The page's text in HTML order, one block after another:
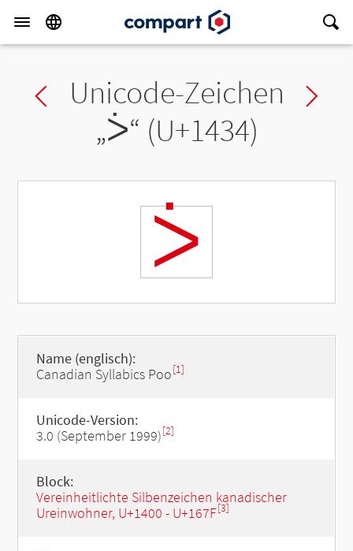
Previous char
Unicode-Zeichen
„ᐴ“ (U+1434)
ᐴ
Name (englisch):
Canadian Syllabics Poo[1]
Unicode-Version:
3.0 (September 1999)[2]
Block:
Vereinheitlichte Silbenzeichen kanadischer
Ureinwohner, U+1400 - U+167F[3]